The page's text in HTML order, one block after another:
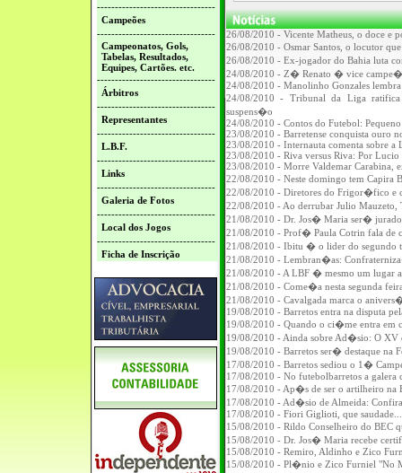
---------------------------------
Campeões
---------------------------------
Campeonatos, Gols,
Tabelas, Resultados,
Equipes, Cartões. etc.
---------------------------------
Árbitros
---------------------------------
Representantes
---------------------------------
L.B.F.
---------------------------------
Links
---------------------------------
Galeria de Fotos
---------------------------------
Local dos Jogos
---------------------------------
Ficha de Inscrição
26/08/2010 - Vicente Matheus, o doce e
26/08/2010 - Osmar Santos, o locutor
26/08/2010 - Ex-jogador do Bahia luta
24/08/2010 - Z� Renato � vice
24/08/2010 - Manolinho Gonzales
24/08/2010 - Tribunal da Liga
suspens�o
24/08/2010 - Contos do Futebol:
23/08/2010 - Barretense conquista ouro
23/08/2010 - Internauta comenta sobre
23/08/2010 - Riva versus Riva: Por Lucio
23/08/2010 - Morre Valdemar Carabina,
22/08/2010 - Neste domingo tem Capira
22/08/2010 - Diretores do Frigor�fico e
22/08/2010 - Ao derrubar Julio
21/08/2010 - Dr. Jos� Maria ser�
21/08/2010 - Prof� Paula Cotrin fala de
21/08/2010 - Ibitu � o lider do segundo
21/08/2010 - Lembran�as:
21/08/2010 - A LBF � mesmo um
21/08/2010 - Come�a nesta segunda
21/08/2010 - Cavalgada marca o
19/08/2010 - Barretos entra na disputa
19/08/2010 - Quando o ci�me entra em
19/08/2010 - Ainda sobre Ad�sio: O XV
19/08/2010 - Barretos ser� destaque na
17/08/2010 - Barretos sediou o 1�
17/08/2010 - No futebolbarretos a
17/08/2010 - Ap�s de ser o artilheiro na
17/08/2010 - Ad�sio de Almeida:
17/08/2010 - Fiori Giglioti, que saudade...
15/08/2010 - Rildo Conselheiro do BEC
15/08/2010 - Dr. Jos� Maria recebe
15/08/2010 - Remiro, Aldinho e Zico
15/08/2010 - Pl�nio e Zico Furniel "No